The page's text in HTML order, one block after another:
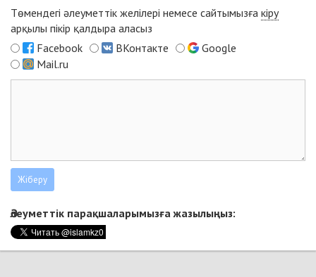
Төмендегі әлеуметтік желілері немесе сайтымызға кіру
арқылы пікір қалдыра аласыз
Facebook
ВКонтакте
Google
Mail.ru
Әлеуметтік парақшаларымызға жазылыңыз: